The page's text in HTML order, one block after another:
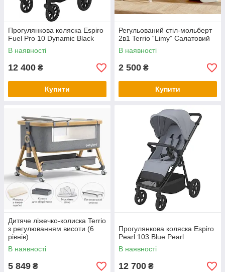
Прогулянкова коляска Espiro
Fuel Pro 10 Dynamic Black
В наявності
12 400 ₴
Купити
Регульований стіл-мольберт
2в1 Terrio “Limy” Салатовий
В наявності
2 500 ₴
Купити
Дитяче ліжечко-колиска Terrio
з регулюванням висоти (6
рівнів)
В наявності
5 849 ₴
Прогулянкова коляска Espiro
Pearl 103 Blue Pearl
В наявності
12 700 ₴